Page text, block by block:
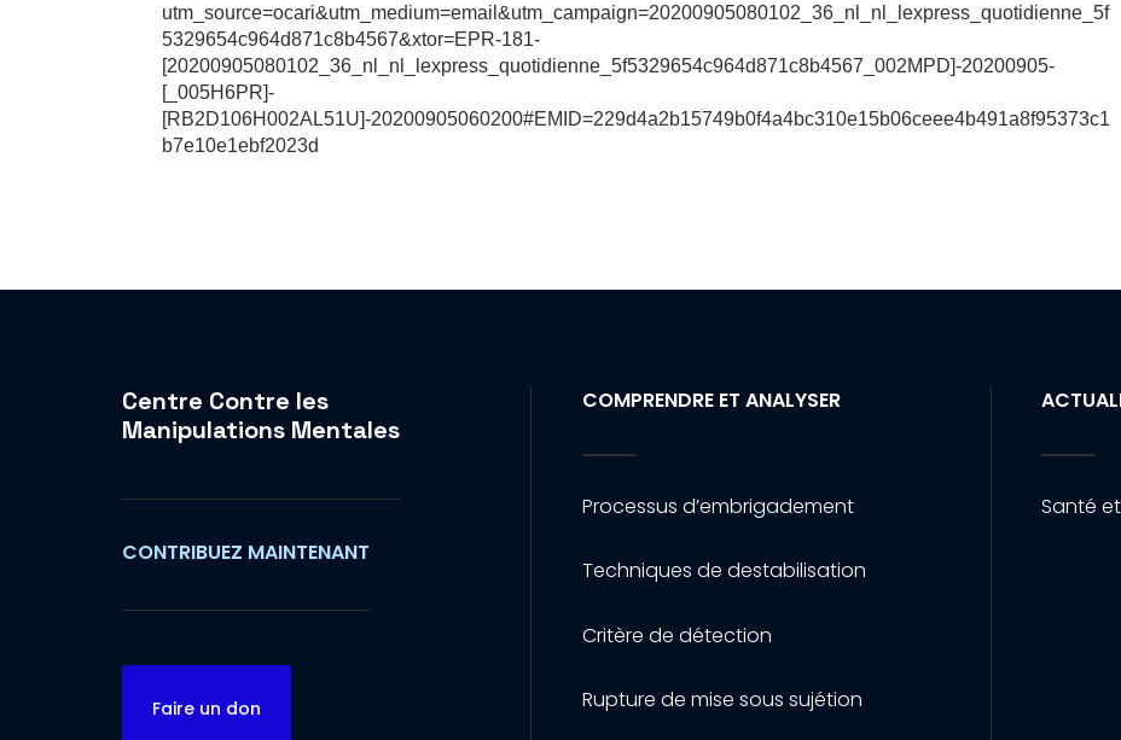
utm_source=ocari&utm_medium=email&utm_campaign=20200905080102_36_nl_nl_lexpress_quotidienne_5f
5329654c964d871c8b4567&xtor=EPR-181-
[20200905080102_36_nl_nl_lexpress_quotidienne_5f5329654c964d871c8b4567_002MPD]-20200905-
[_005H6PR]-
[RB2D106H002AL51U]-20200905060200#EMID=229d4a2b15749b0f4a4bc310e15b06ceee4b491a8f95373c1
b7e10e1ebf2023d
Centre Contre les
Manipulations Mentales
CONTRIBUEZ MAINTENANT
Faire un don
COMPRENDRE ET ANALYSER
Processus d’embrigadement
Techniques de destabilisation
Critère de détection
Rupture de mise sous sujétion
Santé